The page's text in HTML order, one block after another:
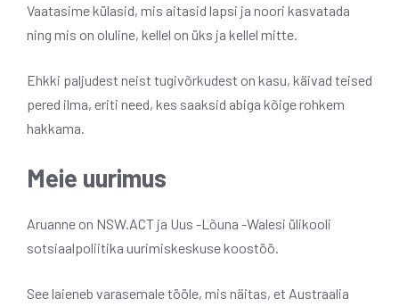
Vaatasime külasid, mis aitasid lapsi ja noori kasvatada
ning mis on oluline, kellel on üks ja kellel mitte.
Ehkki paljudest neist tugivõrkudest on kasu, käivad teised
pered ilma, eriti need, kes saaksid abiga kõige rohkem
hakkama.
Meie uurimus
Aruanne on NSW.ACT ja Uus -Lõuna -Walesi ülikooli
sotsiaalpoliitika uurimiskeskuse koostöö.
See laieneb varasemale tööle, mis näitas, et Austraalia